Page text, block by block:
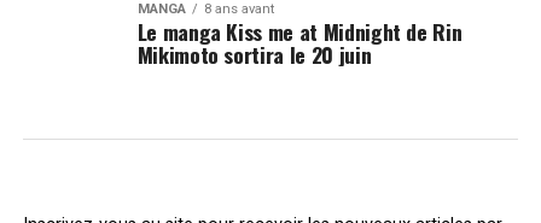
MANGA 8 ans avant
Le manga Kiss me at Midnight de Rin
Mikimoto sortira le 20 juin